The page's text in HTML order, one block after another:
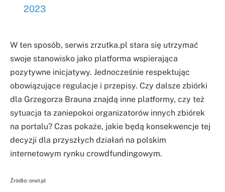
2023
W ten sposób, serwis zrzutka.pl stara się utrzymać
swoje stanowisko jako platforma wspierająca
pozytywne inicjatywy. Jednocześnie respektując
obowiązujące regulacje i przepisy. Czy dalsze zbiórki
dla Grzegorza Brauna znajdą inne platformy, czy też
sytuacja ta zaniepokoi organizatorów innych zbiórek
na portalu? Czas pokaże, jakie będą konsekwencje tej
decyzji dla przyszłych działań na polskim
internetowym rynku crowdfundingowym.
Źródło: onet.pl